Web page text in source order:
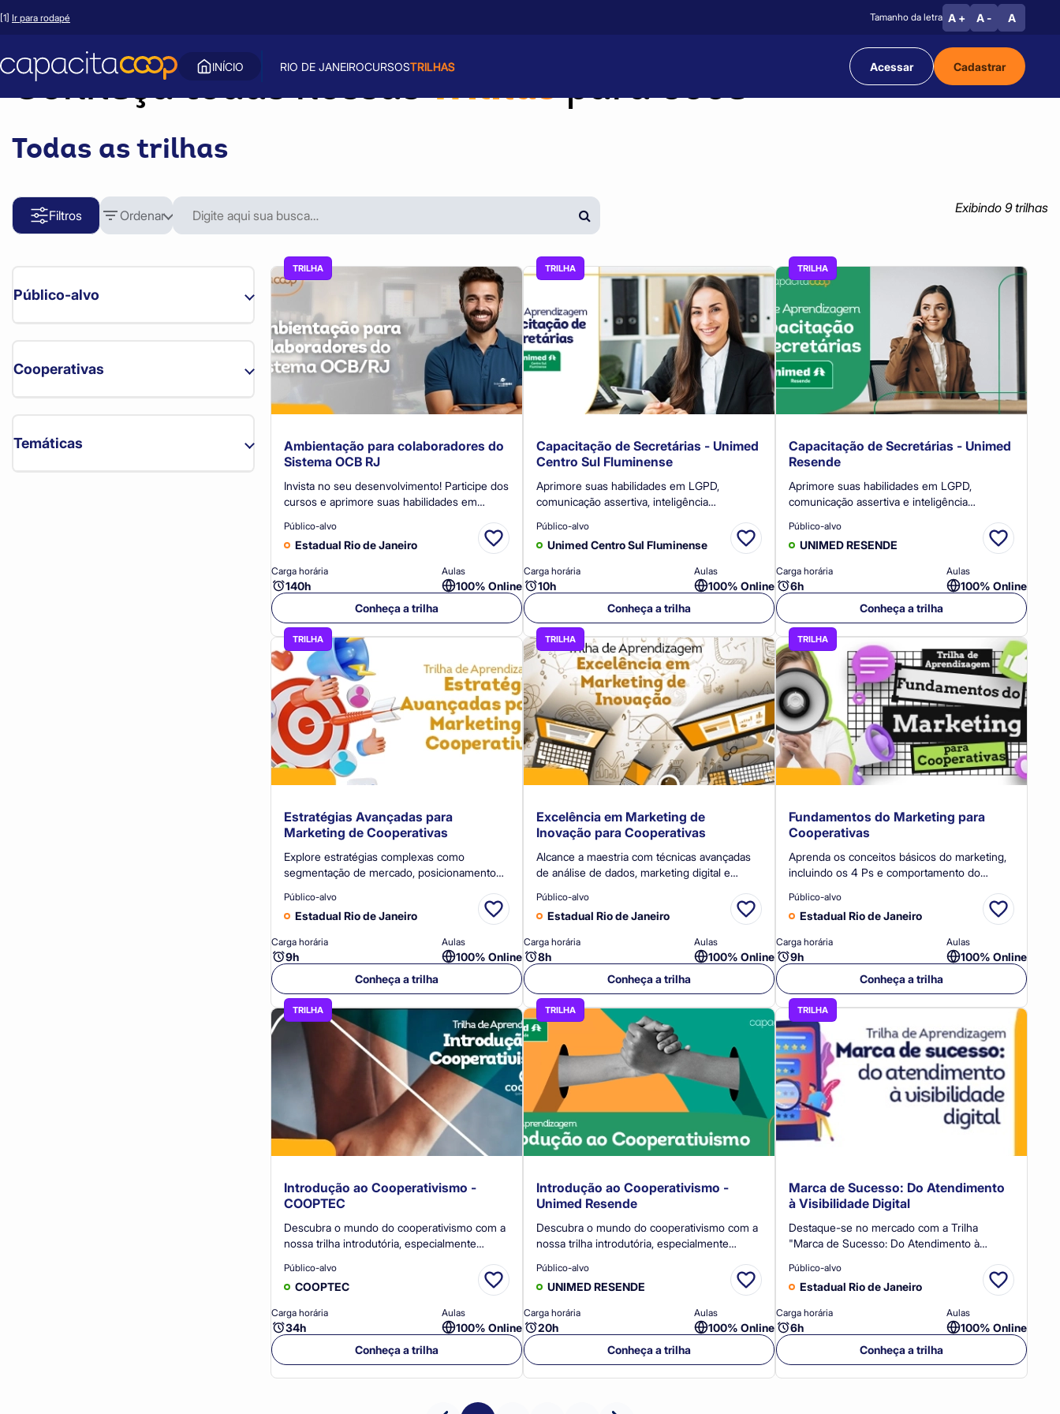
[1] Ir para rodapé Tamanho da letra A + A - A
INÍCIO RIO DE JANEIROCURSOSTRILHAS Acessar Cadastrar
Conheça todas nossasTrilhaspara você
Todas as trilhas
Filtros Ordenar Exibindo 9trilhas
Público-alvo
Cooperativas (5)
Cooperativas
Temáticas
TRILHA
Ambientação para colaboradores do
Sistema OCB RJ
Invista no seu desenvolvimento! Participe dos
cursos e aprimore suas habilidades em
produtividade, comunicação, LGPD, ESG,
vendas consultivas e muito mais.
Público-alvo
Estadual Rio de Janeiro
Carga horária
140h
Aulas
100% Online
Conheça a trilha
TRILHA
Capacitação de Secretárias - Unimed
Centro Sul Fluminense
Aprimore suas habilidades em LGPD,
comunicação assertiva, inteligência
Certificação: Ao concluir a trilha com sucesso
você receberá um certificado.
Público-alvo
Unimed Centro Sul Fluminense
Carga horária
10h
Aulas
100% Online
Conheça a trilha
TRILHA
Capacitação de Secretárias - Unimed
Resende
Aprimore suas habilidades em LGPD,
comunicação assertiva e inteligência
com sucesso você receberá um certificado.
Público-alvo
UNIMED RESENDE
Carga horária
6h
Aulas
100% Online
Conheça a trilha
TRILHA
Estratégias Avançadas para
Marketing de Cooperativas
Explore estratégias complexas como
segmentação de mercado, posicionamento
quem quer avançar no marketing.
Público-alvo
Estadual Rio de Janeiro
Carga horária
9h
Aulas
100% Online
Conheça a trilha
TRILHA
Excelência em Marketing de
Inovação para Cooperativas
Alcance a maestria com técnicas avançadas
de análise de dados, marketing digital e
de alto impacto.
Público-alvo
Estadual Rio de Janeiro
Carga horária
8h
Aulas
100% Online
Conheça a trilha
TRILHA
Fundamentos do Marketing para
Cooperativas
Aprenda os conceitos básicos do marketing,
incluindo os 4 Ps e comportamento do
desejam uma base sólida.
Público-alvo
Estadual Rio de Janeiro
Carga horária
9h
Aulas
100% Online
Conheça a trilha
TRILHA
Introdução ao Cooperativismo -
COOPTEC
Descubra o mundo do cooperativismo com a
nossa trilha introdutória, especialmente
cooperados da COOPTEC. Duração: 4
semanas Certificação: Ao concluir a trilha com
sucesso você receberá um certificado.
Público-alvo
COOPTEC
Carga horária
34h
Aulas
100% Online
Conheça a trilha
TRILHA
Introdução ao Cooperativismo -
Unimed Resende
Descubra o mundo do cooperativismo com a
nossa trilha introdutória, especialmente
cooperados da Unimed Resende.
Certificação: Ao concluir a trilha com sucesso
você receberá um certificado.
Público-alvo
UNIMED RESENDE
Carga horária
20h
Aulas
100% Online
Conheça a trilha
TRILHA
Marca de Sucesso: Do Atendimento
à Visibilidade Digital
Destaque-se no mercado com a Trilha
"Marca de Sucesso: Do Atendimento à
marca, oferecer um atendimento de
excelência e atrair mais clientes no ambiente
digital.
Público-alvo
Estadual Rio de Janeiro
Carga horária
6h
Aulas
100% Online
Conheça a trilha